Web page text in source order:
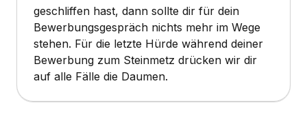
geschliffen hast, dann sollte dir für dein
Bewerbungsgespräch nichts mehr im Wege
stehen. Für die letzte Hürde während deiner
Bewerbung zum Steinmetz drücken wir dir
auf alle Fälle die Daumen.